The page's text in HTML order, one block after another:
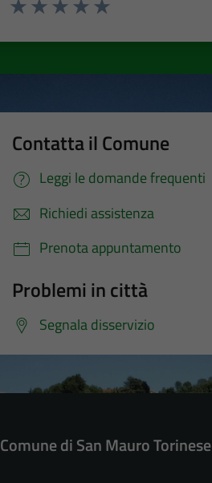
Contatta il Comune
Leggi le domande frequenti
Richiedi assistenza
Prenota appuntamento
Problemi in città
Segnala disservizio
Comune di San Mauro Torinese